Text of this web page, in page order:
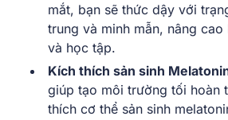
mắt, bạn sẽ thức dậy với
trung và minh mẫn, nâng
và học tập.
Kích thích sản sinh
giúp tạo môi trường tối hoàn
thích cơ thể sản sinh